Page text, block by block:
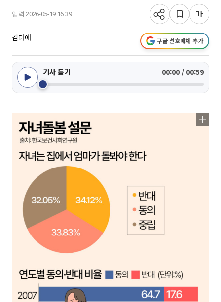
입력 2026-05-19 16:39
김다애 구글 선호매체 추가
기사 듣기 00:00 / 00:59